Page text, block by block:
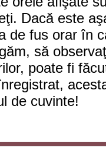
Dacă este
de fus orar în
să
poate fi
de cuvinte!